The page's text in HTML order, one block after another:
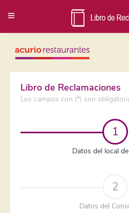
Libro de Reclamaciones
Los campos con (*) son
1
Datos del local
2
Datos del